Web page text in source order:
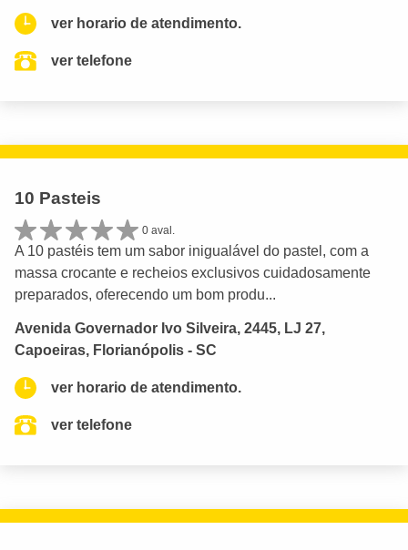
ver horario de atendimento.
ver telefone
10 Pasteis
0 aval.
A 10 pastéis tem um sabor inigualável do pastel, com a
massa crocante e recheios exclusivos cuidadosamente
preparados, oferecendo um bom produ...
Avenida Governador Ivo Silveira, 2445, LJ 27,
Capoeiras, Florianópolis - SC
ver horario de atendimento.
ver telefone